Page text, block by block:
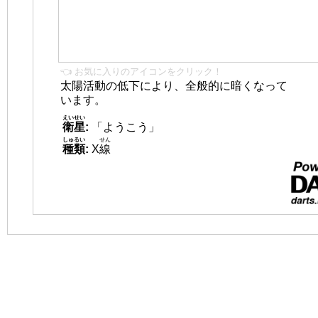
👈 お気に入りのアイコンをクリック！
太陽活動の低下により、全般的に暗くなって
います。
衛星
えいせい
:
「ようこう」
種類
しゅるい
: X線
せん